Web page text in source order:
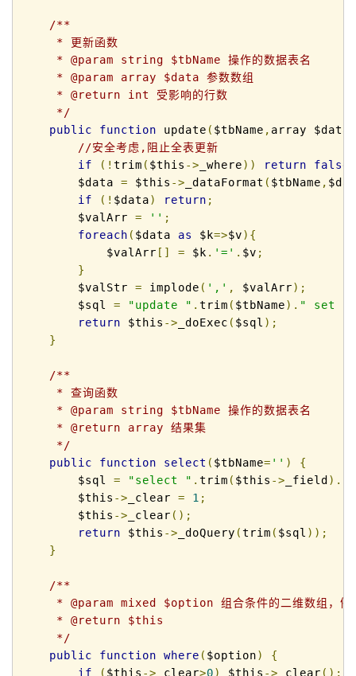
/**
* 更新函数
* @param string $tbName 操作的数据表名
* @param array $data 参数数组
* @return int 受影响的行数
*/
public
function update ( $tbName , array $data
//安全考虑,阻止全表更新
if
(! trim ( $this -> _where)) return false
$data = $this -> _dataFormat ( $tbName ,
if
(! $data) return ;
$valArr = '' ;
foreach ( $data as $k=>$v){
$valArr [] = $k . '=' . $v ;
}
$valStr = implode ( ',' , $valArr);
$sql = "update " . trim ( $tbName). " set "
return $this -> _doExec ( $sql );
}
/**
* 查询函数
* @param string $tbName 操作的数据表名
* @return array 结果集
*/
public
function select ( $tbName= '' )
{
$sql = "select " . trim ( $this -> _field).
$this -> _clear = 1 ;
$this -> _clear ();
return $this -> _doQuery (trim ( $sql ));
}
/**
* @param mixed $option 组合条件的二维数
* @return $this
*/
public
function where ( $option)
{
if
( $this -> _clear>0) $this -> _clear ();